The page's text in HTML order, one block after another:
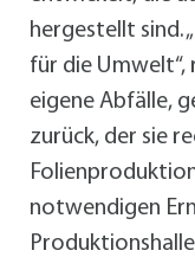
hergestellt sind.
für die
eigene Abfälle,
zurück, der sie
notwendigen